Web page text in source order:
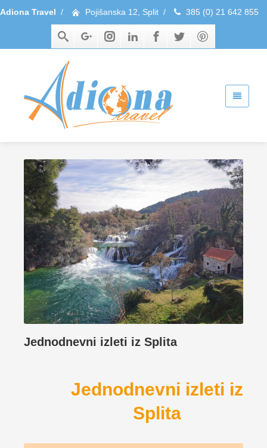
Adiona Travel / Pojišanska 12, Split / 385 (0) 21 642 855
Jednodnevni izleti iz Splita
Jednodnevni izleti iz
Splita